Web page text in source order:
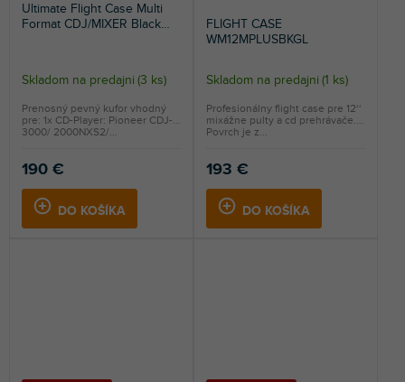
Ultimate Flight Case Multi
Format CDJ/MIXER Black
Skladom na predajni (3 ks)
190 €
DO KOŠÍKA
Prenosný pevný kufor vhodný
pre: 1x CD-Player: Pioneer CDJ-
3000/ 2000NXS2/...
FLIGHT CASE
WM12MPLUSBKGL
Priemerné
hodnotenie
produktu
5,0
hviezdičiek.
Skladom na predajni (1 ks)
193 €
DO KOŠÍKA
Profesionálny flight case pre 12‘‘
mixážne pulty a cd prehrávače.
Povrch je z...